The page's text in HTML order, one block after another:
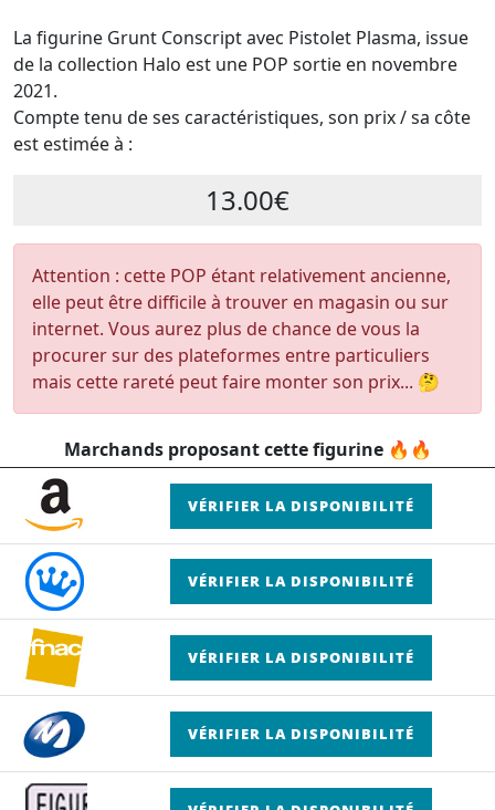
La figurine Grunt Conscript avec Pistolet Plasma, issue
de la collection Halo est une POP sortie en novembre
2021.
Compte tenu de ses caractéristiques, son prix / sa côte
est estimée à :
13.00€
Attention : cette POP étant relativement ancienne,
elle peut être difficile à trouver en magasin ou sur
internet. Vous aurez plus de chance de vous la
procurer sur des plateformes entre particuliers
mais cette rareté peut faire monter son prix... 🤔
Marchands proposant cette figurine 🔥🔥
VÉRIFIER LA DISPONIBILITÉ
VÉRIFIER LA DISPONIBILITÉ
VÉRIFIER LA DISPONIBILITÉ
VÉRIFIER LA DISPONIBILITÉ